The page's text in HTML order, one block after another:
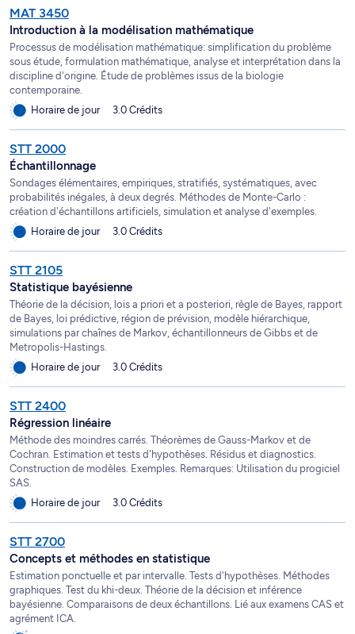
MAT 3450
Introduction à la modélisation mathématique
Processus de modélisation mathématique: simplification du problème
sous étude, formulation mathématique, analyse et interprétation dans la
discipline d'origine. Étude de problèmes issus de la biologie
contemporaine.
Horaire de jour
3.0 Crédits
STT 2000
Échantillonnage
Sondages élémentaires, empiriques, stratifiés, systématiques, avec
probabilités inégales, à deux degrés. Méthodes de Monte-Carlo :
création d'échantillons artificiels, simulation et analyse d'exemples.
Horaire de jour
3.0 Crédits
STT 2105
Statistique bayésienne
Théorie de la décision, lois a priori et a posteriori, règle de Bayes, rapport
de Bayes, loi prédictive, région de prévision, modèle hiérarchique,
simulations par chaînes de Markov, échantillonneurs de Gibbs et de
Metropolis-Hastings.
Horaire de jour
3.0 Crédits
STT 2400
Régression linéaire
Méthode des moindres carrés. Théorèmes de Gauss-Markov et de
Cochran. Estimation et tests d'hypothèses. Résidus et diagnostics.
Construction de modèles. Exemples. Remarques: Utilisation du progiciel
SAS.
Horaire de jour
3.0 Crédits
STT 2700
Concepts et méthodes en statistique
Estimation ponctuelle et par intervalle. Tests d'hypothèses. Méthodes
graphiques. Test du khi-deux. Théorie de la décision et inférence
bayésienne. Comparaisons de deux échantillons. Lié aux examens CAS et
agrément ICA.